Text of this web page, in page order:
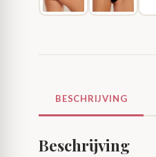
BESCHRIJVING
Beschrijving